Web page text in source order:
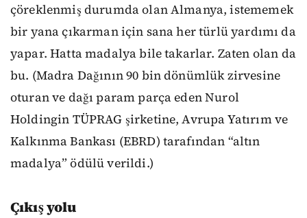
çöreklenmiş durumda olan Almanya, istememek
bir yana çıkarman için sana her türlü yardımı da
yapar. Hatta madalya bile takarlar. Zaten olan da
bu. (Madra Dağının 90 bin dönümlük zirvesine
oturan ve dağı param parça eden Nurol
Holdingin TÜPRAG şirketine, Avrupa Yatırım ve
Kalkınma Bankası (EBRD) tarafından “altın
madalya” ödülü verildi.)
Çıkış yolu